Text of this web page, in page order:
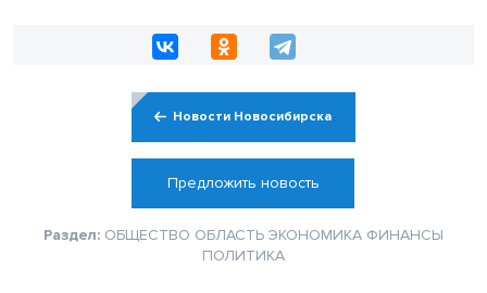
Новости Новосибирска
Предложить новость
Раздел: ОБЩЕСТВО ОБЛАСТЬ ЭКОНОМИКА ФИНАНСЫ
ПОЛИТИКА